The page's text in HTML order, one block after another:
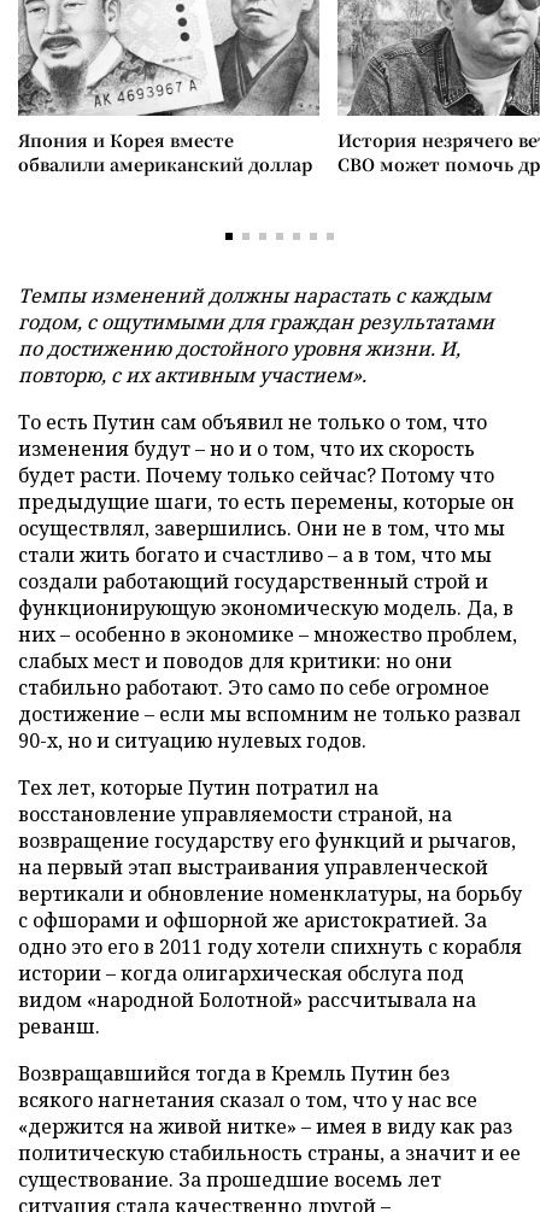
Япония и Корея вместе
обвалили американский доллар
История незрячего
СВО может помочь
Темпы изменений должны нарастать с каждым
годом, с ощутимыми для граждан результатами
по достижению достойного уровня жизни. И,
повторю, с их активным участием».
То есть Путин сам объявил не только о том, что
изменения будут – но и о том, что их скорость
будет расти. Почему только сейчас? Потому что
предыдущие шаги, то есть перемены, которые он
осуществлял, завершились. Они не в том, что мы
стали жить богато и счастливо – а в том, что мы
создали работающий государственный строй и
функционирующую экономическую модель. Да, в
них – особенно в экономике – множество проблем,
слабых мест и поводов для критики: но они
стабильно работают. Это само по себе огромное
достижение – если мы вспомним не только развал
90-х, но и ситуацию нулевых годов.
Тех лет, которые Путин потратил на
восстановление управляемости страной, на
возвращение государству его функций и рычагов,
на первый этап выстраивания управленческой
вертикали и обновление номенклатуры, на борьбу
с офшорами и офшорной же аристократией. За
одно это его в 2011 году хотели спихнуть с корабля
истории – когда олигархическая обслуга под
видом «народной Болотной» рассчитывала на
реванш.
Возвращавшийся тогда в Кремль Путин без
всякого нагнетания сказал о том, что у нас все
«держится на живой нитке» – имея в виду как раз
политическую стабильность страны, а значит и ее
существование. За прошедшие восемь лет
ситуация стала качественно другой –